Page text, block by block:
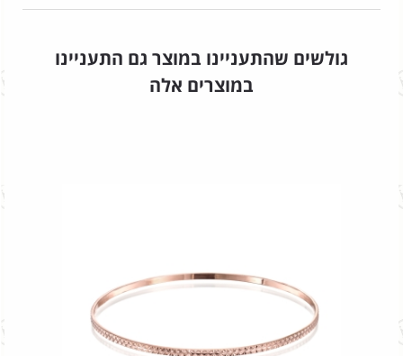
גולשים שהתעניינו במוצר גם התעניינו
במוצרים אלה